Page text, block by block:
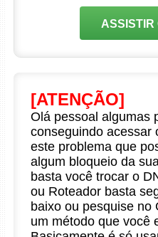
ASSISTIR
[ATENÇÃO]
Olá pessoal algumas
conseguindo acessar
este problema que
algum bloqueio da
basta você trocar o
ou Roteador basta
baixo ou pesquise no
um método que você